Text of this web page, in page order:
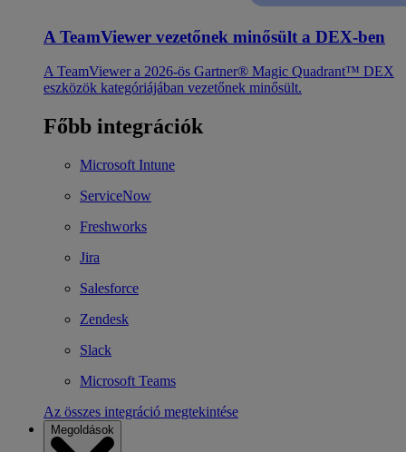
A TeamViewer vezetőnek minősült a DEX-ben
A TeamViewer a 2026-ös Gartner® Magic Quadrant™ DEX
eszközök kategóriájában vezetőnek minősült.
Főbb integrációk
Microsoft Intune
ServiceNow
Freshworks
Jira
Salesforce
Zendesk
Slack
Microsoft Teams
Az összes integráció megtekintése
Megoldások